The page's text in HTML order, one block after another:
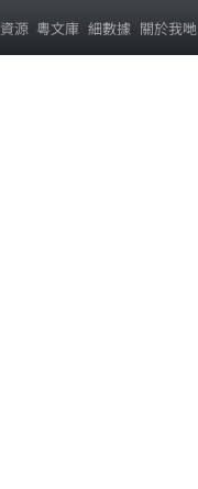
資源 粵文庫 細數據 關於我哋